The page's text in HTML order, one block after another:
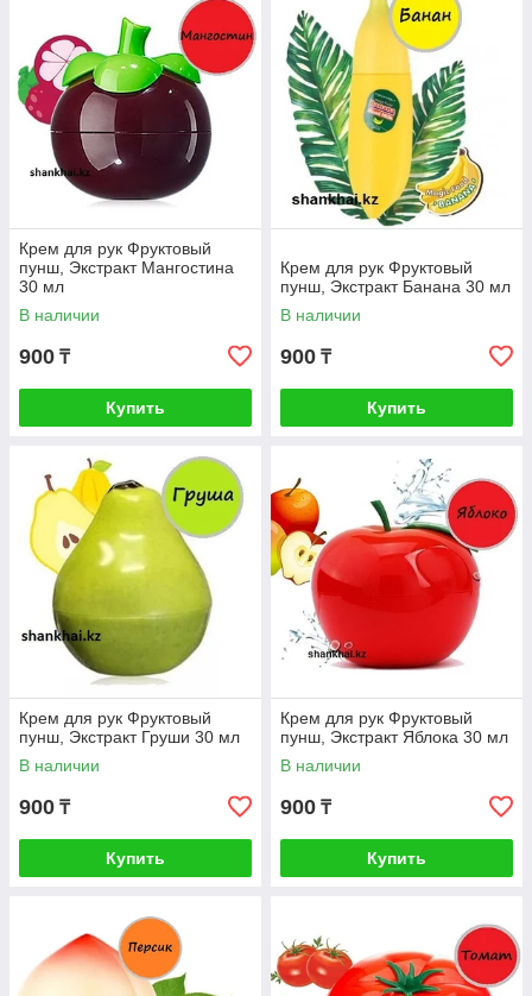
Крем для рук Фруктовый
пунш, Экстракт Мангостина
30 мл
В наличии
900 ₸
Купить
Крем для рук Фруктовый
пунш, Экстракт Банана 30 мл
В наличии
900 ₸
Купить
Крем для рук Фруктовый
пунш, Экстракт Груши 30 мл
В наличии
900 ₸
Купить
Крем для рук Фруктовый
пунш, Экстракт Яблока 30 мл
В наличии
900 ₸
Купить